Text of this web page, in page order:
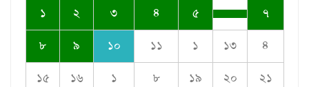
১ ২ ৩ ৪ ৫ ৭
৮ ৯ ১০ ১১ ১ ১৩ ৪
১৫ ১৬ ১ ৮ ১৯ ২০ ২১